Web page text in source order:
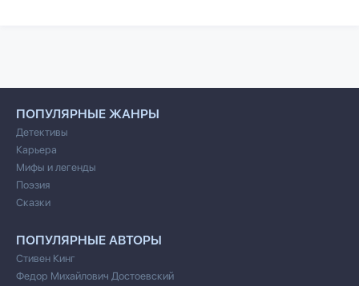
ПОПУЛЯРНЫЕ ЖАНРЫ
Детективы
Карьера
Мифы и легенды
Поэзия
Сказки
ПОПУЛЯРНЫЕ АВТОРЫ
Стивен Кинг
Федор Михайлович Достоевский